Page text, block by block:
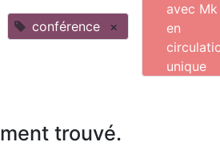
conférence ×
avec Mk
en
unique
trouvé.